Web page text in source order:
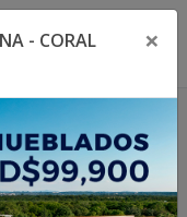
- CORAL
×